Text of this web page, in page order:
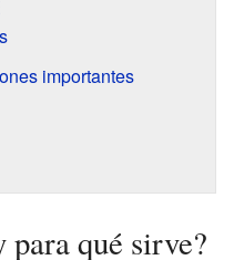
importantes
qué sirve?